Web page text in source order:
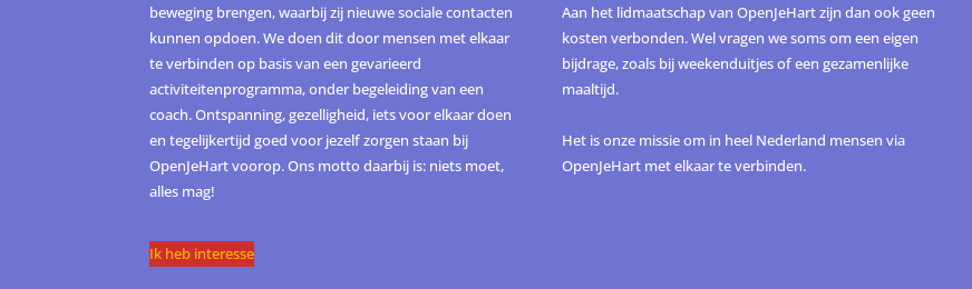
beweging brengen, waarbij zij nieuwe sociale contacten
kunnen opdoen. We doen dit door mensen met elkaar
te verbinden op basis van een gevarieerd
activiteitenprogramma, onder begeleiding van een
coach. Ontspanning, gezelligheid, iets voor elkaar doen
en tegelijkertijd goed voor jezelf zorgen staan bij
OpenJeHart voorop. Ons motto daarbij is: niets moet,
alles mag!
Ik heb interesse
Aan het lidmaatschap van OpenJeHart zijn dan ook geen
kosten verbonden. Wel vragen we soms om een eigen
bijdrage, zoals bij weekenduitjes of een gezamenlijke
maaltijd.
Het is onze missie om in heel Nederland mensen via
OpenJeHart met elkaar te verbinden.